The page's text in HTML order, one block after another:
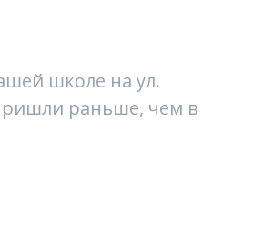
школе на ул.
раньше, чем в